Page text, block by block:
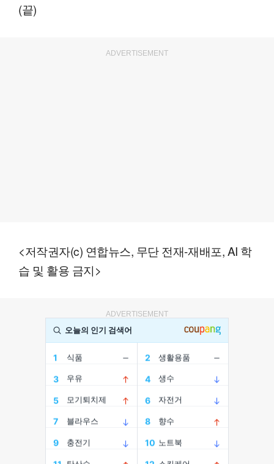
(끝)
ADVERTISEMENT
<저작권자(c) 연합뉴스, 무단 전재-재배포, AI 학
습 및 활용 금지>
ADVERTISEMENT